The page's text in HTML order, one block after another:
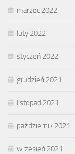
marzec 2022
luty 2022
styczeń 2022
grudzień 2021
listopad 2021
październik 2021
wrzesień 2021